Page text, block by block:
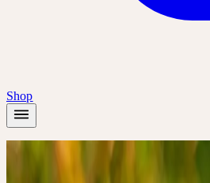
Shop
Heilpflanzen für Immunsystem,